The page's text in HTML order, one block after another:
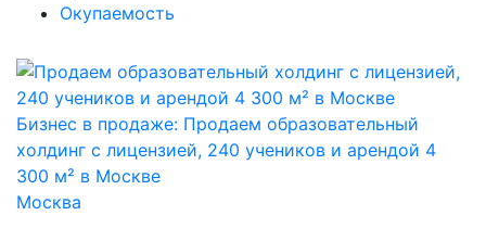
Окупаемость
Бизнес в продаже: Продаем образовательный
холдинг с лицензией, 240 учеников и арендой 4
300 м² в Москве
Москва